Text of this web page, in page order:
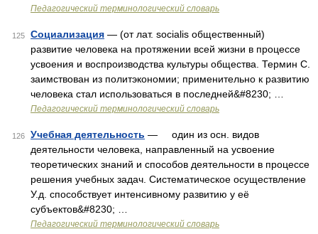
Педагогический терминологический словарь
125 Социализация — (от лат. socialis общественный)
развитие человека на протяжении всей жизни в процессе
усвоения и воспроизводства культуры общества. Термин С.
заимствован из политэкономии; применительно к развитию
человека стал использоваться в последней&#8230; …
Педагогический терминологический словарь
126 Учебная деятельность — один из осн. видов
деятельности человека, направленный на усвоение
теоретических знаний и способов деятельности в процессе
решения учебных задач. Систематическое осуществление
У.д. способствует интенсивному развитию у её
субъектов&#8230; …
Педагогический терминологический словарь